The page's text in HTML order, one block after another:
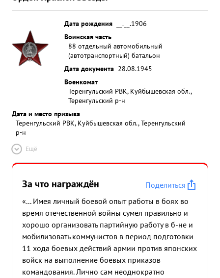
Дата рождения
__.__.1906
Воинская часть
88 отдельный автомобильный
(автотранспортный) батальон
Дата документа 28.08.1945
Военкомат
Теренгульский РВК, Куйбышевская обл.,
Теренгульский р-н
Дата и место призыва
Теренгульский РВК, Куйбышевская обл., Теренгульский
р-н
Ещё
За что награждён
Поделиться
«... Имея личный боевой опыт работы в боях во
время отечественной войны сумел правильно и
хорошо организовать партийную работу в б-не и
мобилизовать коммунистов в период подготовки
11 хода боевых действий армии против японских
войск на выполнение боевых приказов
командования. Лично сам неоднократно